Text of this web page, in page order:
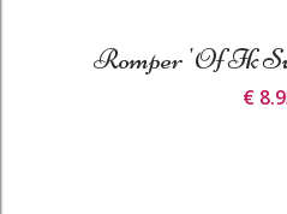
Romper 'Of Ik
€